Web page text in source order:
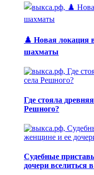
♟️ Новая локация
шахматы
Где стояла
Решного?
Судебные
дочери вселиться